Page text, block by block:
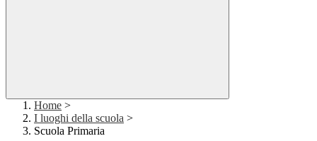
Home >
I luoghi della scuola >
Scuola Primaria